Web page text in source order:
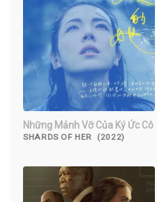
Những Mảnh Vỡ Của Ký Ức Cô
SHARDS OF HER (2022)